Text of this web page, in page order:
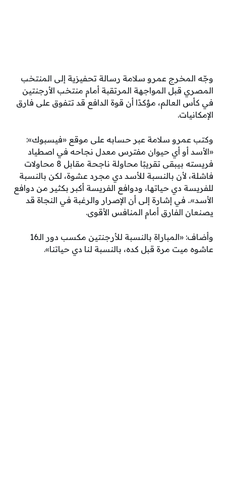
وجّه المخرج عمرو سلامة رسالة تحفيزية إلى المنتخب
المصري قبل المواجهة المرتقبة أمام منتخب الأرجنتين
في كأس العالم، مؤكدًا أن قوة الدافع قد تتفوق على فارق
الإمكانيات.
وكتب عمرو سلامة عبر حسابه على موقع «فيسبوك»:
«الأسد أو أي حيوان مفترس معدل نجاحه في اصطياد
فريسته بيبقى تقريبًا محاولة ناجحة مقابل 8 محاولات
فاشلة، لأن بالنسبة للأسد دي مجرد عشوة، لكن بالنسبة
للفريسة دي حياتها، ودوافع الفريسة أكبر بكثير من دوافع
الأسد».. في إشارة إلى أن الإصرار والرغبة في النجاة قد
يصنعان الفارق أمام المنافس الأقوى.
وأضاف: «المباراة بالنسبة للأرجنتين مكسب دور الـ16
عاشوه ميت مرة قبل كده، بالنسبة لنا دي حياتنا».